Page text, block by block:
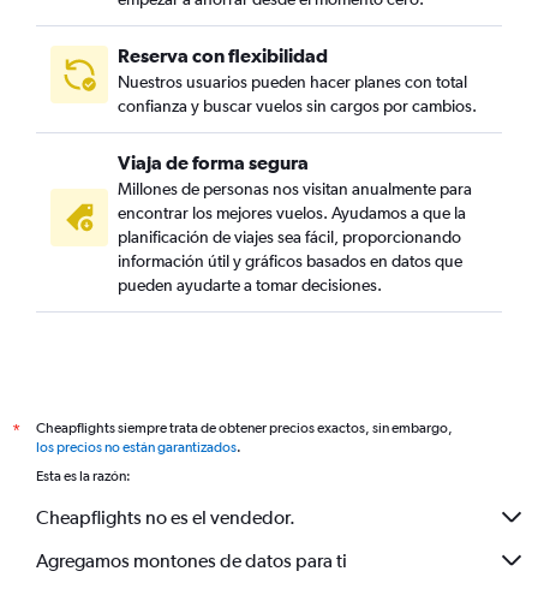
Reserva con flexibilidad
Nuestros usuarios pueden hacer planes con total
confianza y buscar vuelos sin cargos por cambios.
Viaja de forma segura
Millones de personas nos visitan anualmente para
encontrar los mejores vuelos. Ayudamos a que la
planificación de viajes sea fácil, proporcionando
información útil y gráficos basados en datos que
pueden ayudarte a tomar decisiones.
*
Cheapflights siempre trata de obtener precios exactos, sin embargo,
los precios no están garantizados.
Esta es la razón:
Cheapflights no es el vendedor.
Agregamos montones de datos para ti